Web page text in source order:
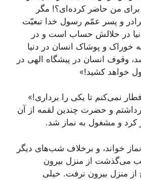
من حاضر کرده‌ای؟! مگر
و پسر عمّم رسول خدا تبعیّت
در حلالش حساب است و در
و پوشاک انسان در دنیا
وقوف انسان در پیشگاه الهی در
خواهد کشید!»
نمی‌کنم تا یکی را برداری!»
و حضرت چندین لقمه از آن
کرد و مشغول به نماز شد.
خواند، و برخلاف شب‌های دیگر
می‌گذشت از منزل بیرون
منزل بیرون نرفت. خیلی